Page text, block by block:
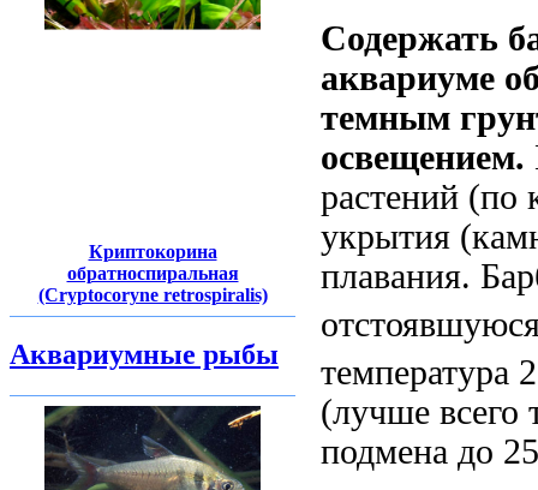
Криптокорина
обратноспиральная
(Cryptocoryne retrospiralis)
Аквариумные рыбы
Содержать
аквариуме
темным
освещением.
растений (по
укрытия
плавания.
температура
(лучше всего
подмена до